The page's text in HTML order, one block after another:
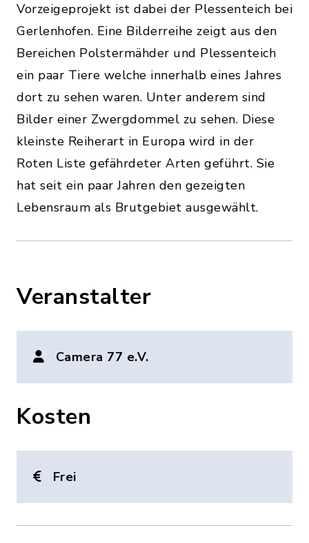
Vorzeigeprojekt ist dabei der Plessenteich bei
Gerlenhofen. Eine Bilderreihe zeigt aus den
Bereichen Polstermähder und Plessenteich
ein paar Tiere welche innerhalb eines Jahres
dort zu sehen waren. Unter anderem sind
Bilder einer Zwergdommel zu sehen. Diese
kleinste Reiherart in Europa wird in der
Roten Liste gefährdeter Arten geführt. Sie
hat seit ein paar Jahren den gezeigten
Lebensraum als Brutgebiet ausgewählt.
Veranstalter
Camera 77 e.V.
Kosten
Frei